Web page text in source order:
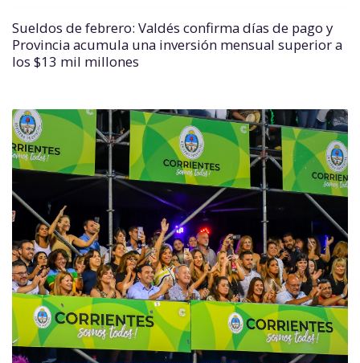
Sueldos de febrero: Valdés confirma días de pago y
Provincia acumula una inversión mensual superior a
los $13 mil millones